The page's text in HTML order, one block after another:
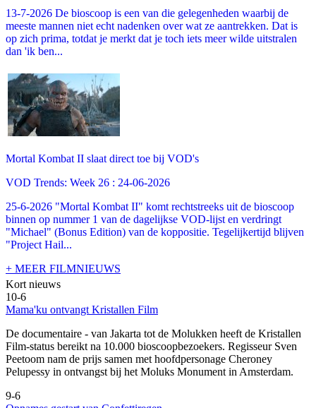
13-7-2026 De bioscoop is een van die gelegenheden waarbij de
meeste mannen niet echt nadenken over wat ze aantrekken. Dat is
op zich prima, totdat je merkt dat je toch iets meer wilde uitstralen
dan 'ik ben...
Mortal Kombat II slaat direct toe bij VOD's
VOD Trends: Week 26 : 24-06-2026
25-6-2026 "Mortal Kombat II" komt rechtstreeks uit de bioscoop
binnen op nummer 1 van de dagelijkse VOD-lijst en verdringt
"Michael" (Bonus Edition) van de koppositie. Tegelijkertijd blijven
"Project Hail...
+ MEER FILMNIEUWS
Kort nieuws
10-6
Mama'ku ontvangt Kristallen Film
De documentaire - van Jakarta tot de Molukken heeft de Kristallen
Film-status bereikt na 10.000 bioscoopbezoekers. Regisseur Sven
Peetoom nam de prijs samen met hoofdpersonage Cheroney
Pelupessy in ontvangst bij het Moluks Monument in Amsterdam.
9-6